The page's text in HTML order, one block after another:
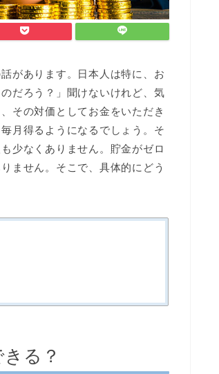
があります。日本人は特に、お
だろう？」聞けないけれど、気
その対価としてお金をいただき
月得るようになるでしょう。そ
少なくありません。貯金がゼロ
ません。そこで、具体的にどう
る？